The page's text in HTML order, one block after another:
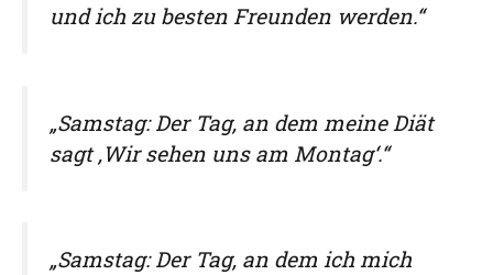
und ich zu besten Freunden werden.“
„Samstag: Der Tag, an dem meine Diät
sagt ‚Wir sehen uns am Montag‘.“
„Samstag: Der Tag, an dem ich mich